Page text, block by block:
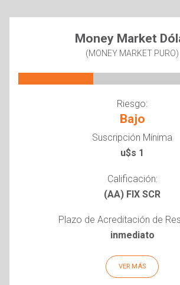
Money Market
(MONEY MARKET PURO)
Riesgo:
Bajo
Suscripción Mínima
u$s 1
Calificación:
(AA) FIX SCR
Plazo de Acreditación de
inmediato
VER MÁS